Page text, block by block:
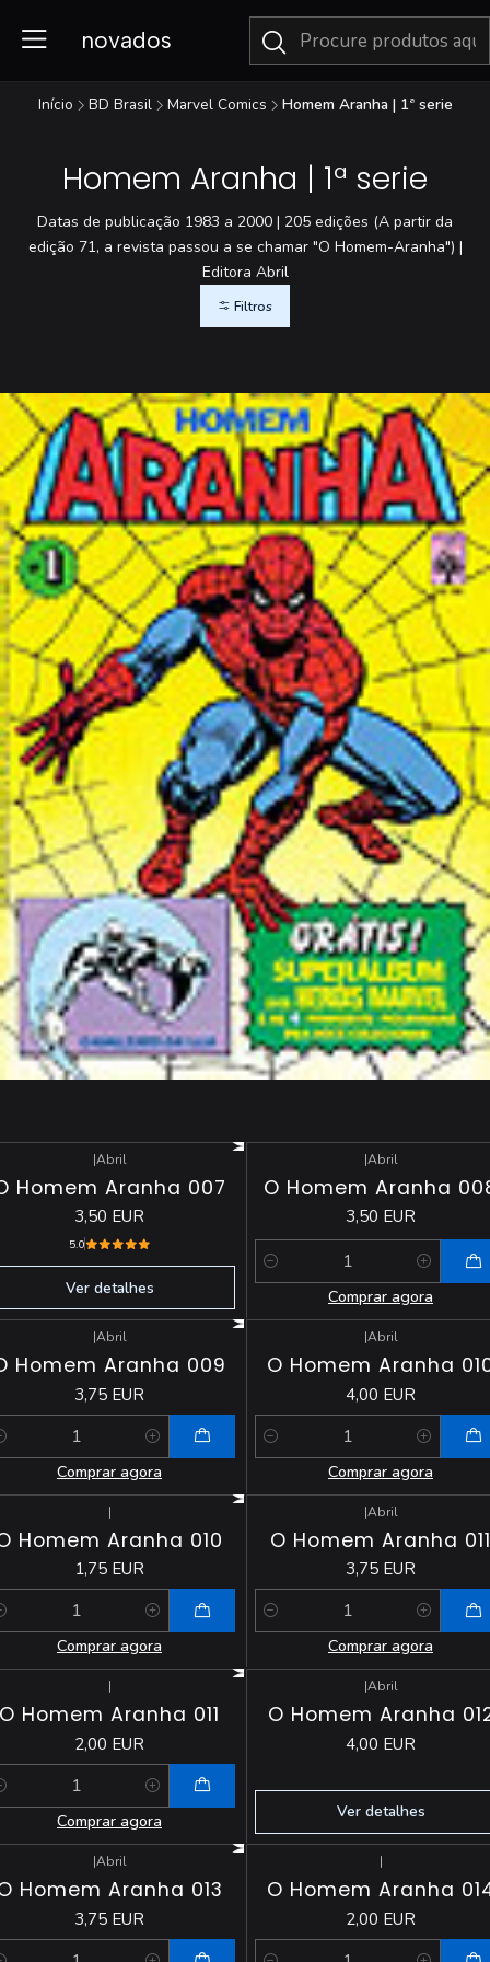
novados
Início BD Brasil Marvel Comics Homem Aranha | 1ª serie
Homem Aranha | 1ª serie
Datas de publicação 1983 a 2000 | 205 edições (A partir da
edição 71, a revista passou a se chamar "O Homem-Aranha") |
Editora Abril
Filtros
|Abril
Homem Aranha 007
3,50 EUR
5.0
Ver detalhes
|Abril
O Homem Aranha
3,50 EUR
Quantidade
Comprar agora
|Abril
Homem Aranha 009
3,75 EUR
Comprar agora
|Abril
O Homem Aranha
4,00 EUR
Quantidade
Comprar agora
|
Homem Aranha 010
1,75 EUR
Comprar agora
|Abril
O Homem Aranha 011
3,75 EUR
Quantidade
Comprar agora
|
O Homem Aranha 011
2,00 EUR
Comprar agora
|Abril
O Homem Aranha
4,00 EUR
Ver detalhes
|Abril
Homem Aranha 013
3,75 EUR
|
O Homem Aranha
2,00 EUR